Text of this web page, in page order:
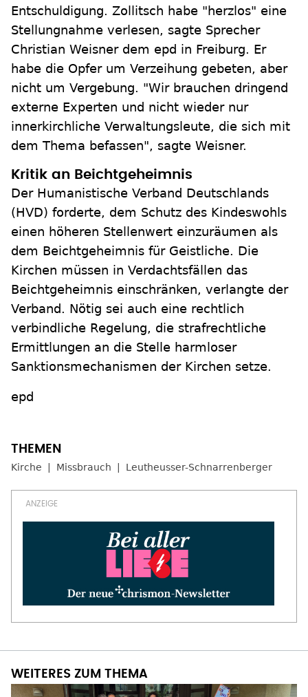
Entschuldigung. Zollitsch habe "herzlos" eine
Stellungnahme verlesen, sagte Sprecher
Christian Weisner dem epd in Freiburg. Er
habe die Opfer um Verzeihung gebeten, aber
nicht um Vergebung. "Wir brauchen dringend
externe Experten und nicht wieder nur
innerkirchliche Verwaltungsleute, die sich mit
dem Thema befassen", sagte Weisner.
Kritik an Beichtgeheimnis
Der Humanistische Verband Deutschlands
(HVD) forderte, dem Schutz des Kindeswohls
einen höheren Stellenwert einzuräumen als
dem Beichtgeheimnis für Geistliche. Die
Kirchen müssen in Verdachtsfällen das
Beichtgeheimnis einschränken, verlangte der
Verband. Nötig sei auch eine rechtlich
verbindliche Regelung, die strafrechtliche
Ermittlungen an die Stelle harmloser
Sanktionsmechanismen der Kirchen setze.
epd
Kirche Missbrauch Leutheusser-Schnarrenberger
WEITERES ZUM THEMA